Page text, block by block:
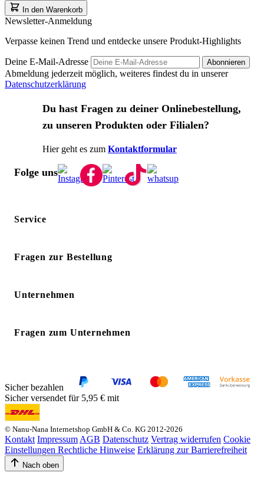
In den Warenkorb
Newsletter-Anmeldung
Verpasse keinen Trend und entdecke unsere Produkt-Highlights
Deine E-Mail-Adresse Abonnieren
Abmeldung jederzeit möglich, weiteres findest du in unserer
Datenschutzerklärung
Du hast Fragen zu deiner Onlinebestellung,
zu unseren Produkten oder Filialen?
Hier geht es zum Kontaktformular
Folge uns
Service
Fragen zur Bestellung
Unternehmen
Fragen zum Unternehmen
Sicher bezahlen
Sicher versendet für 5,95 € mit
© Nanu-Nana Internetshop GmbH & Co. KG 2012-2026
Kontakt Impressum AGB Datenschutz Vertrag widerrufen Cookie
Einstellungen Rechtliche Hinweise Erklärung zur Barrierefreiheit
Nach oben